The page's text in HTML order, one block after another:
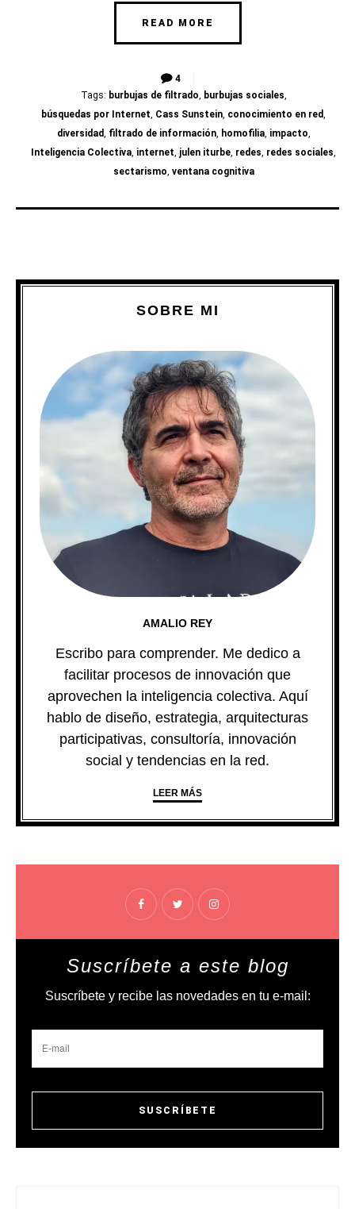
READ MORE
4
Tags: burbujas de filtrado, burbujas sociales,
búsquedas por Internet, Cass Sunstein, conocimiento en red,
diversidad, filtrado de información, homofilia, impacto,
Inteligencia Colectiva, internet, julen iturbe, redes, redes sociales,
sectarismo, ventana cognitiva
SOBRE MI
AMALIO REY
Escribo para comprender. Me dedico a
facilitar procesos de innovación que
aprovechen la inteligencia colectiva. Aquí
hablo de diseño, estrategia, arquitecturas
participativas, consultoría, innovación
social y tendencias en la red.
LEER MÁS
Suscríbete a este blog
Suscríbete y recibe las novedades en tu e-mail: